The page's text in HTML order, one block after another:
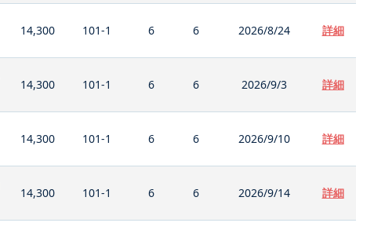
14,300 101-1 6 6 2026/8/24 詳細
14,300 101-1 6 6 2026/9/3 詳細
14,300 101-1 6 6 2026/9/10 詳細
14,300 101-1 6 6 2026/9/14 詳細